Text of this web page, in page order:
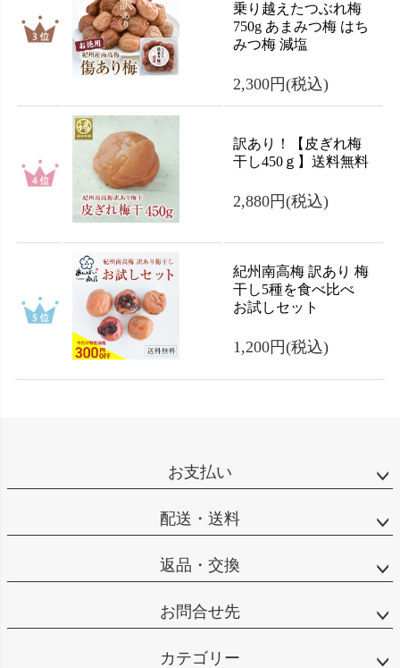
乗り越えたつぶれ梅
750g あまみつ梅 はち
みつ梅 減塩
2,300円(税込)
訳あり！【皮ぎれ梅
干し450ｇ】送料無料
2,880円(税込)
紀州南高梅 訳あり 梅
干し5種を食べ比べ
お試しセット
1,200円(税込)
お支払い
配送・送料
返品・交換
お問合せ先
カテゴリー